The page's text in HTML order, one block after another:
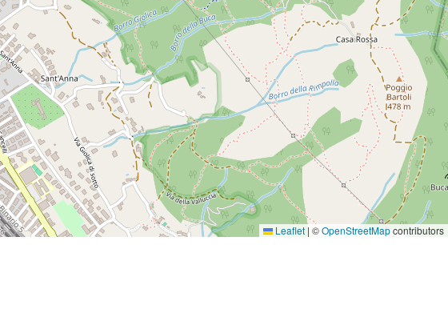
Leaflet | ©OpenStreetMapcontributors